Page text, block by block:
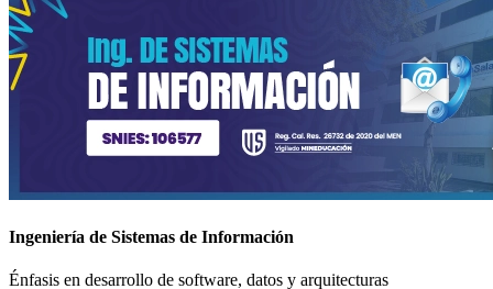
Ingeniería de Sistemas de Información
Énfasis en desarrollo de software, datos y arquitecturas